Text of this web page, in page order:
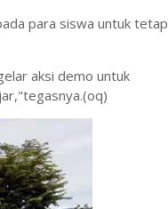
para siswa untuk tetap
aksi demo untuk